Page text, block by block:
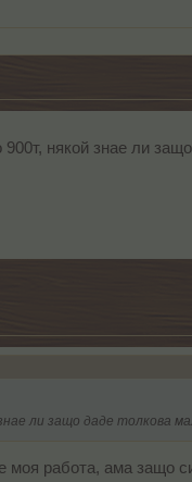
някой знае ли
ли защо даде толкова
моя работа, ама защо